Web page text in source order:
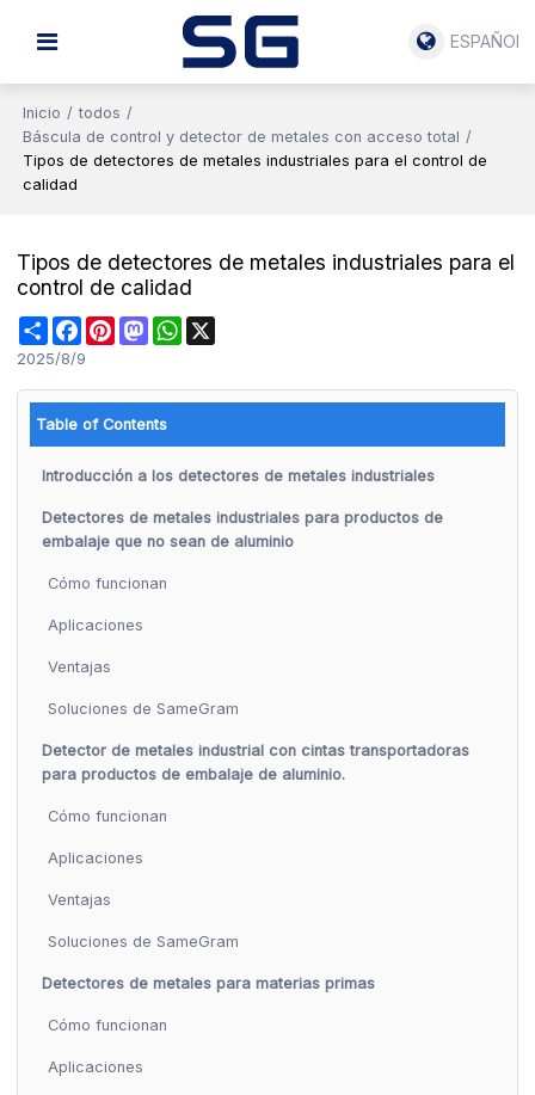
ESPAÑOL
Inicio / todos /
Báscula de control y detector de metales con acceso total /
Tipos de detectores de metales industriales para el control de
calidad
Tipos de detectores de metales industriales para el
control de calidad
ShareFacebookPinterestMastodonWhatsApp
2025/8/9
Table of Contents
Introducción a los detectores de metales industriales
Detectores de metales industriales para productos de
embalaje que no sean de aluminio
Cómo funcionan
Aplicaciones
Ventajas
Soluciones de SameGram
Detector de metales industrial con cintas transportadoras
para productos de embalaje de aluminio.
Cómo funcionan
Aplicaciones
Ventajas
Soluciones de SameGram
Detectores de metales para materias primas
Cómo funcionan
Aplicaciones